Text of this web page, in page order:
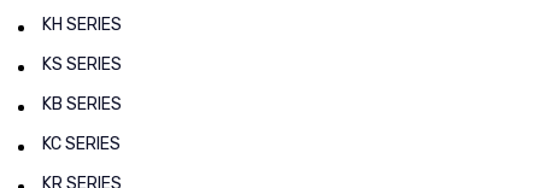
KH SERIES
KS SERIES
KB SERIES
KC SERIES
KR SERIES